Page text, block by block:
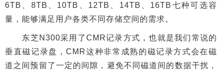
6TB、8TB、10TB、12TB、14TB、16TB七种可选容
量，能够满足用户各类不同存储空间的需求。
东芝N300采用了CMR记录方式，也就是我们常说的
垂直磁记录盘，CMR这种非常成熟的磁记录方式会在磁
道之间预留了一定的间隙，避免不同磁道间的数据干扰，